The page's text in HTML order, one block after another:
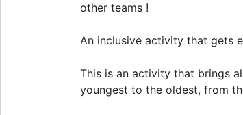
other teams !
An inclusive activity that gets
This is an activity that brings
youngest to the oldest, from